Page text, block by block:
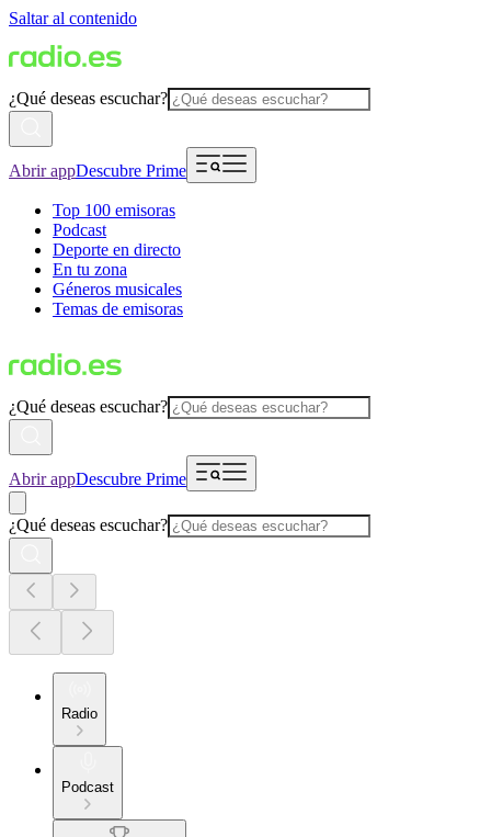
Saltar al contenido
¿Qué deseas escuchar?
Abrir appDescubre Prime
Top 100 emisoras
Podcast
Deporte en directo
En tu zona
Géneros musicales
Temas de emisoras
¿Qué deseas escuchar?
Abrir appDescubre Prime
¿Qué deseas escuchar?
Radio
Podcast